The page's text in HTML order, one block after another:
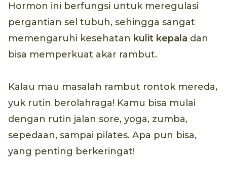
Hormon ini berfungsi untuk meregulasi
pergantian sel tubuh, sehingga sangat
memengaruhi kesehatan kulit kepala dan
bisa memperkuat akar rambut.
Kalau mau masalah rambut rontok mereda,
yuk rutin berolahraga! Kamu bisa mulai
dengan rutin jalan sore, yoga, zumba,
sepedaan, sampai pilates. Apa pun bisa,
yang penting berkeringat!